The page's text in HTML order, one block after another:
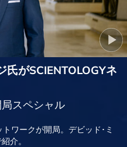
がSCIENTOLOGYネ
スペシャル
ワークが開局。デビッド･ミ
介。